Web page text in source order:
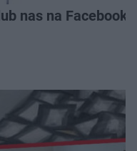
nas na